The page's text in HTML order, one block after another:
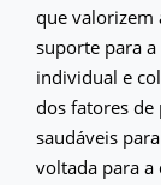
que valorizem
suporte para
individual e
dos fatores de
saudáveis
voltada para a